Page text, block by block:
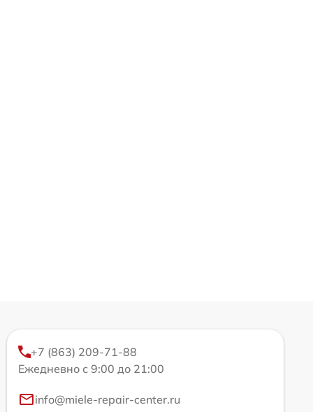
+7 (863) 209-71-88
Ежедневно с 9:00 до 21:00
info@miele-repair-center.ru